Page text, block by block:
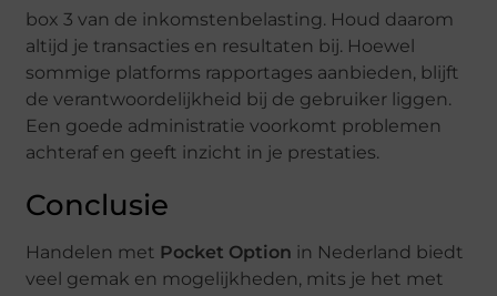
box 3 van de inkomstenbelasting. Houd daarom
altijd je transacties en resultaten bij. Hoewel
sommige platforms rapportages aanbieden, blijft
de verantwoordelijkheid bij de gebruiker liggen.
Een goede administratie voorkomt problemen
achteraf en geeft inzicht in je prestaties.
Conclusie
Handelen met Pocket Option in Nederland biedt
veel gemak en mogelijkheden, mits je het met